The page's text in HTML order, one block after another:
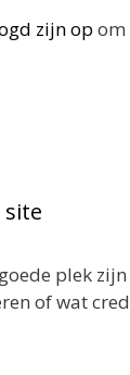
zijn op om
site
plek
of wat